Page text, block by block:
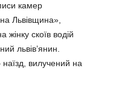
камер
Львівщина»,
скоїв водій
львів’янин.
вилучений на